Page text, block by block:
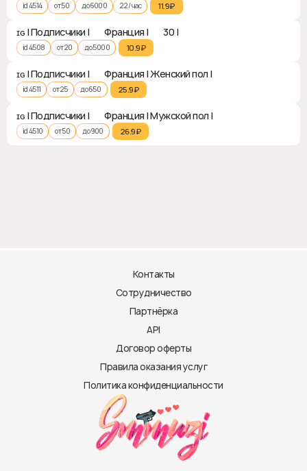
id 4514 от 50 до 6000 22 / час 11.9₽‎
ɪɢ | Подписчики | 🇫🇷 Франция | ♻ 30 | ❎
id 4508 от 20 до 5000 10.9₽‎
ɪɢ | Подписчики | 🇫🇷 Франция | Женский пол | ❎
id 4511 от 25 до 650 25.9₽‎
ɪɢ | Подписчики | 🇫🇷 Франция | Мужской пол | ❎
id 4510 от 50 до 900 26.9₽‎
Контакты
Сотрудничество
Партнёрка
API
Договор оферты
Правила оказания услуг
Политика конфиденциальности